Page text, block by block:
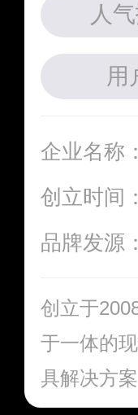
人
用
企业名称：
创立时间：
品牌发源：
创立于
于一体的
具解决方